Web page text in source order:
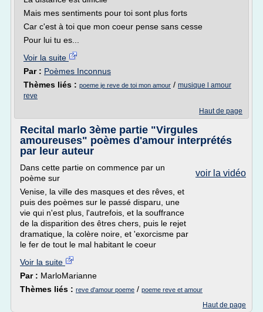
Mais mes sentiments pour toi sont plus forts
Car c'est à toi que mon coeur pense sans cesse
Pour lui tu es...
Voir la suite
Par : Poèmes Inconnus
Thèmes liés : poeme je reve de toi mon amour / musique l amour
reve
Haut de page
Recital marlo 3ème partie "Virgules
amoureuses" poèmes d'amour interprétés
par leur auteur
voir la vidéo
Dans cette partie on commence par un
poème sur
Venise, la ville des masques et des rêves, et
puis des poèmes sur le passé disparu, une
vie qui n'est plus, l'autrefois, et la souffrance
de la disparition des êtres chers, puis le rejet
dramatique, la colère noire, et 'exorcisme par
le fer de tout le mal habitant le coeur
Voir la suite
Par : MarloMarianne
Thèmes liés : reve d'amour poeme / poeme reve et amour
Haut de page